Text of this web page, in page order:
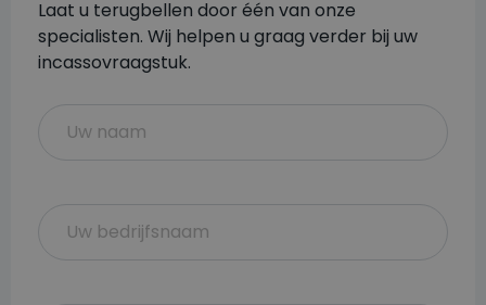
Laat u terugbellen door één van onze
specialisten. Wij helpen u graag verder bij uw
incassovraagstuk.